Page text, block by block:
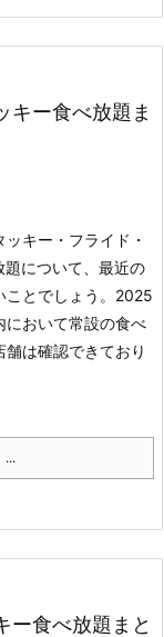
キー食べ放題ま
キー・フライド・
について、最近の
とでしょう。 2025
において常設の食べ
は確認できており
...
ー食べ放題まと